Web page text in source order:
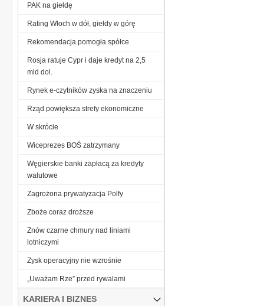
PAK na giełdę
Rating Włoch w dół, giełdy w górę
Rekomendacja pomogła spółce
Rosja ratuje Cypr i daje kredyt na 2,5
mld dol.
Rynek e-czytników zyska na znaczeniu
Rząd powiększa strefy ekonomiczne
W skrócie
Wiceprezes BOŚ zatrzymany
Węgierskie banki zapłacą za kredyty
walutowe
Zagrożona prywatyzacja Polfy
Zboże coraz droższe
Znów czarne chmury nad liniami
lotniczymi
Zysk operacyjny nie wzrośnie
„Uważam Rze” przed rywalami
KARIERA I BIZNES